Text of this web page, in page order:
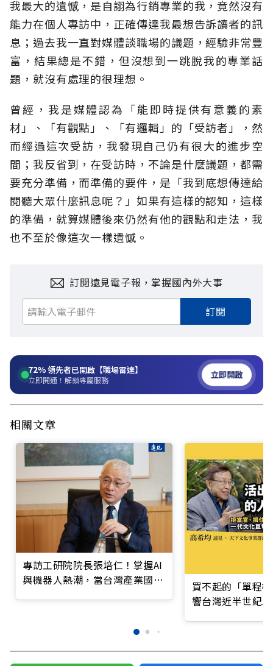
我最大的遺憾，是自詡為行銷專業的我，竟然沒有
能力在個人專訪中，正確傳達我最想告訴讀者的訊
息；過去我一直對媒體談職場的議題，經驗非常豐
富，結果總是不錯，但沒想到一跳脫我的專業話
題，就沒有處理的很理想。
曾經，我是媒體認為「能即時提供有意義的素
材」、「有觀點」、「有邏輯」的「受訪者」，然
而經過這次受訪，我發現自己仍有很大的進步空
間；我反省到，在受訪時，不論是什麼議題，都需
要充分準備，而準備的要件，是「我到底想傳達給
閱聽大眾什麼訊息呢？」如果有這樣的認知，這樣
的準備，就算媒體後來仍然有他的觀點和走法，我
也不至於像這次一樣遺憾。
訂閱遠見電子報，掌握國內外大事
訂閱
72%領先者已開啟【職場雷達】
立即開通！解鎖專屬服務 立即開啟
相關文章
專訪工研院院長張培仁！掌握AI
與機器人熱潮，當台灣產業國際
買不起的「單程
響台灣近半世紀